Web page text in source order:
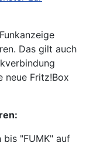
Das gilt auch
neue Fritz!Box
bis "FUMK" auf